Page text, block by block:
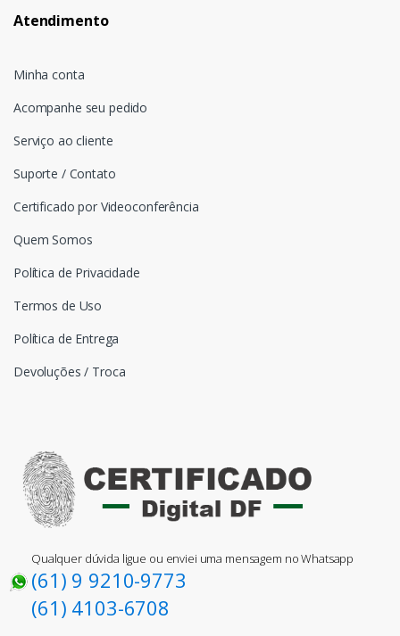
Atendimento
Minha conta
Acompanhe seu pedido
Serviço ao cliente
Suporte / Contato
Certificado por Videoconferência
Quem Somos
Política de Privacidade
Termos de Uso
Política de Entrega
Devoluções / Troca
Qualquer dúvida ligue ou enviei uma mensagem no Whatsapp
(61) 9 9210-9773
(61) 4103-6708